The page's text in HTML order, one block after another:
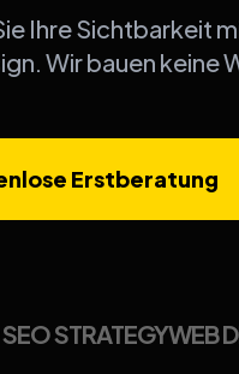
Ihre Sichtbarkeit
Wir bauen keine
Erstberatung
SEO STRATEGYWEB